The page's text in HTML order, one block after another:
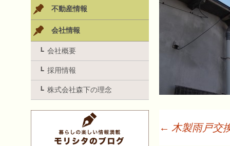
← 木製雨戸交
不動産情報
会社情報
会社概要
採用情報
株式会社森下の理念